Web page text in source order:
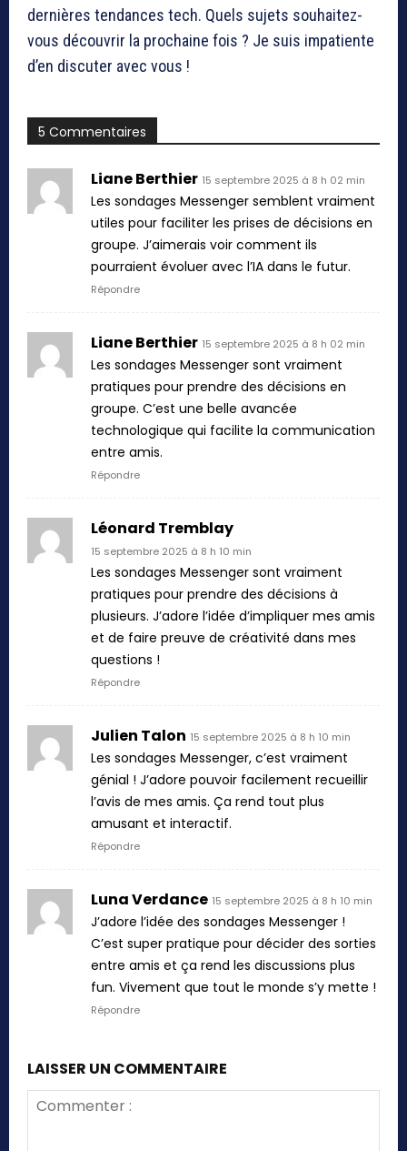
dernières tendances tech. Quels sujets souhaitez-
vous découvrir la prochaine fois ? Je suis impatiente
d’en discuter avec vous !
5 Commentaires
Liane Berthier 15 septembre 2025 à 8 h 02 min
Les sondages Messenger semblent vraiment
utiles pour faciliter les prises de décisions en
groupe. J’aimerais voir comment ils
pourraient évoluer avec l’IA dans le futur.
Répondre
Liane Berthier 15 septembre 2025 à 8 h 02 min
Les sondages Messenger sont vraiment
pratiques pour prendre des décisions en
groupe. C’est une belle avancée
technologique qui facilite la communication
entre amis.
Répondre
Léonard Tremblay
15 septembre 2025 à 8 h 10 min
Les sondages Messenger sont vraiment
pratiques pour prendre des décisions à
plusieurs. J’adore l’idée d’impliquer mes amis
et de faire preuve de créativité dans mes
questions !
Répondre
Julien Talon 15 septembre 2025 à 8 h 10 min
Les sondages Messenger, c’est vraiment
génial ! J’adore pouvoir facilement recueillir
l’avis de mes amis. Ça rend tout plus
amusant et interactif.
Répondre
Luna Verdance 15 septembre 2025 à 8 h 10 min
J’adore l’idée des sondages Messenger !
C’est super pratique pour décider des sorties
entre amis et ça rend les discussions plus
fun. Vivement que tout le monde s’y mette !
Répondre
LAISSER UN COMMENTAIRE